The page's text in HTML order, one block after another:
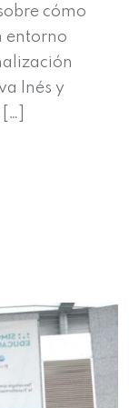
cómo
entorno
Inés y